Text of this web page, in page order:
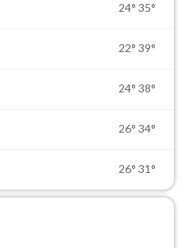
24° 35°
22° 39°
24° 38°
26° 34°
26° 31°